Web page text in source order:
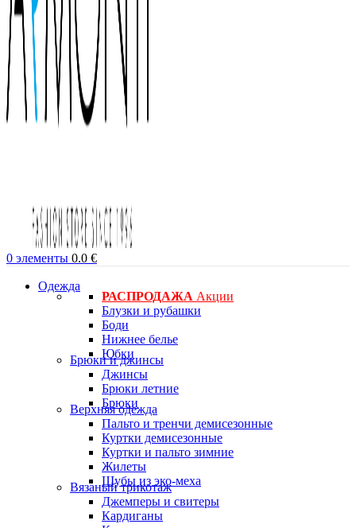
0 элементы 0.0 €
Одежда
РАСПРОДАЖА Акции
Блузки и рубашки
Боди
Нижнее белье
Юбки
Брюки и джинсы
Джинсы
Брюки летние
Брюки
Верхняя одежда
Пальто и тренчи демисезонные
Куртки демисезонные
Куртки и пальто зимние
Жилеты
Шубы из эко-меха
Вязаный трикотаж
Джемперы и свитеры
Кардиганы